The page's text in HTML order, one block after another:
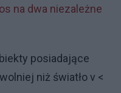
na dwa niezależne
posiadające
niż światło v <